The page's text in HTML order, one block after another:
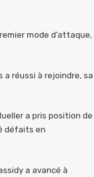
mode d’attaque,
a réussi à rejoindre, sa
a pris position de
défaits en
a avancé à